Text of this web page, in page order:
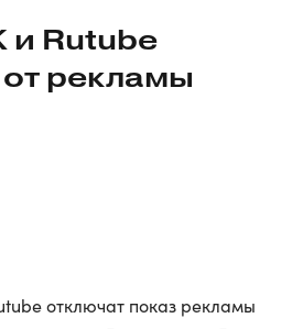
и Rutube
рекламы
отключат показ рекламы